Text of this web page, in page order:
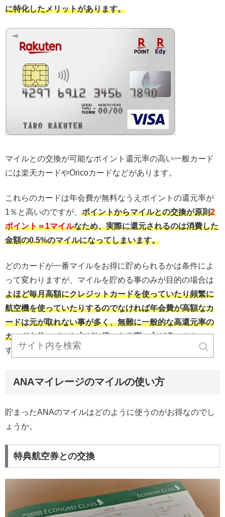
に特化したメリットがあります。
マイルとの交換が可能なポイント還元率の高い一般カード
には楽天カードやOricoカードなどがあります。
これらのカードは年会費が無料なうえポイントの還元率が
1％と高いのですが、 ポイントからマイルとの交換が原則2
ポイント＝1マイルなため、実際に還元されるのは消費した
金額の0.5%のマイルになってしまいます。
どのカードが一番マイルをお得に貯められるかは条件によ
って変わりますが、マイルを貯める事のみが目的の場合は
よほど毎月高額にクレジットカードを使っていたり頻繁に
航空機を使っていたりするのでなければ年会費が高額なカ
ードは元が取れない事が多く、無難に一般的な高還元率の
カードを使っていた方がお得になる事の方が多いようで
す。
ANAマイレージのマイルの使い方
貯まったANAのマイルはどのように使うのがお得なのでし
ょうか。
特典航空券との交換